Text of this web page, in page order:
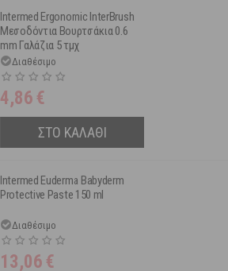
Intermed Ergonomic InterBrush
Μεσοδόντια Βουρτσάκια 0.6
mm Γαλάζια 5 τμχ
Διαθέσιμο
4,86 €
ΣΤΟ ΚΑΛΑΘΙ
Intermed Euderma Babyderm
Protective Paste 150 ml
Διαθέσιμο
13,06 €